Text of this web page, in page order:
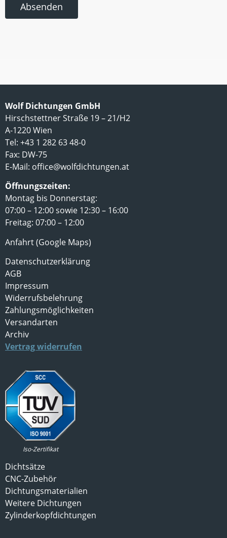
Absenden
Wolf Dichtungen GmbH
Hirschstettner Straße 19 – 21/H2
A-1220 Wien
Tel: +43 1 282 63 48-0
Fax: DW-75
E-Mail: office@wolfdichtungen.at
Öffnungszeiten:
Montag bis Donnerstag:
07:00 – 12:00 sowie 12:30 – 16:00
Freitag: 07:00 – 12:00
Anfahrt (Google Maps)
Datenschutzerklärung
AGB
Impressum
Widerrufsbelehrung
Zahlungsmöglichkeiten
Versandarten
Archiv
Vertrag widerrufen
Iso-Zertifikat
Dichtsätze
CNC-Zubehör
Dichtungsmaterialien
Weitere Dichtungen
Zylinderkopfdichtungen